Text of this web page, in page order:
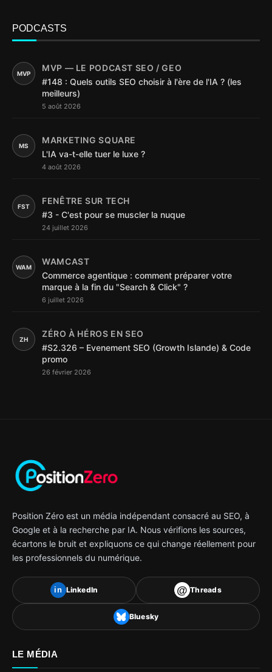
PODCASTS
MVP
MVP — LE PODCAST SEO / GEO
#148 : Quels outils SEO choisir à l'ère de l'IA ? (les
meilleurs)
5 août 2026
MS
MARKETING SQUARE
L'IA va-t-elle tuer le luxe ?
4 août 2026
FST
FENÊTRE SUR TECH
#3 - C'est pour se muscler la nuque
24 juillet 2026
WAM
WAMCAST
Commerce agentique : comment préparer votre
marque à la fin du "Search & Click" ?
6 juillet 2026
ZH
ZÉRO À HÉROS EN SEO
#S2.326 – Evenement SEO (Growth Islande) & Code
promo
26 février 2026
Position Zéro est un média indépendant consacré au SEO, à
Google et à la recherche par IA. Nous vérifions les sources,
écartons le bruit et expliquons ce qui change réellement pour
les professionnels du numérique.
in LinkedIn @ Threads
Bluesky
LE MÉDIA